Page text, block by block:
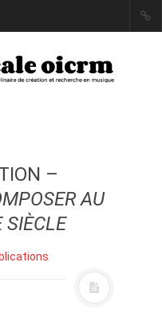
–
AU
SIÈCLE